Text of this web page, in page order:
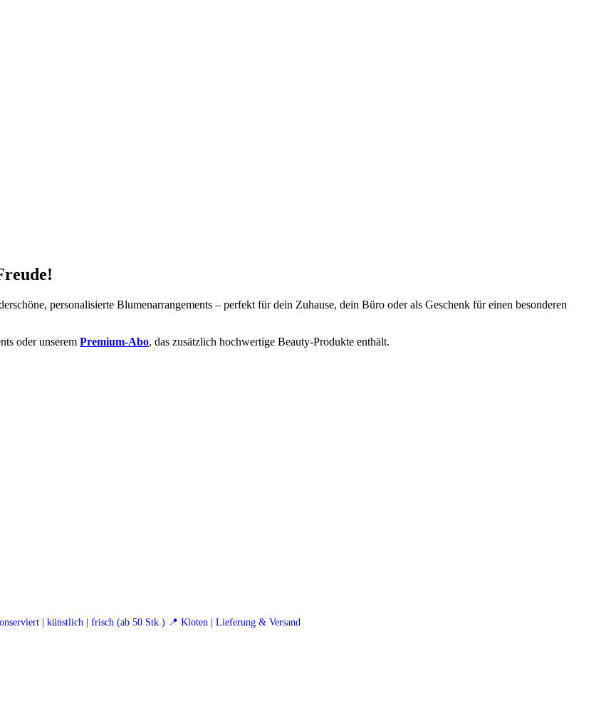
personalisierte Blumenarrangements – perfekt für dein Zuhause, dein Büro oder als Geschenk für einen besonderen
oder unserem Premium-Abo, das zusätzlich hochwertige Beauty-Produkte enthält.
| künstlich | frisch (ab 50 Stk.) 📍 Kloten | Lieferung & Versand